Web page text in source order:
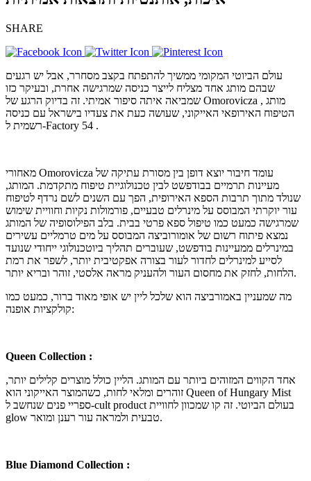
SHARE
עולם הביוטי המקומי ממשיך להתפתח בקצב מסחרר, אבל יש רגעים
שבהם מותג אחד מצליח לייצר כניסה שמרגישה אחרת, ובעיקר כזו
שמביאה איתה סיפור אמיתי. זה בדיוק הרגע של Omorovicza , מותג
הטיפוח האירופאי האייקוני, שעושה כעת את צעדיו בישראל עם כניסה
רשמית ל-Factory 54 .
מאחורי Omorovicza עומד חיבור יוצא דופן בין מסורת עתיקה של
מעיינות תרמיים בבודפשט לבין טכנולוגיית טיפוח מתקדמת. המותג,
שנולד מתוך תרבות הספא האירופית, הפך עם השנים לשם נרדף לטיפוח
עור יוקרתי המבוסס על מינרלים טבעיים, פורמולות נקיות וחוויית שימוש
שמרגישה כמעט כמו טיפול ספא פרטי בבית. בלב הפילוסופיה של המותג
נמצא פיתוח רשום של אומורוביצה המבוסס על מים טרמליים עשירים
במינרלים ממעיינות בודפשט, שעוברים תהליך ביוטכנולוגי ייחודי שנועד
לסייע למינרלים לחדור לעור בצורה אפקטיבית יותר, לשפר את רמת
הלחות, לחזק את מחסום העור ולהעניק מראה אלסטי, זוהר ובריא יותר.
מה שמעניין באמורביצה הוא שלכל ליין יש אופי מאוד ברור, כמעט כמו
קולקציות אופנה:
Queen Collection :
אחד הקווים המזוהים ביותר עם המותג. הליין כולל מוצרים קלילים יותר,
זוהרים ומלאי לחות, כשהמוצר האייקוני הוא Queen of Hungary Mist
ספריי פנים שנחשב ל-cult product בעולם הביוטי. זה קו שמכוון לחוויית
glow טבעית ולמראה עור רענן ומואר.
Blue Diamond Collection :